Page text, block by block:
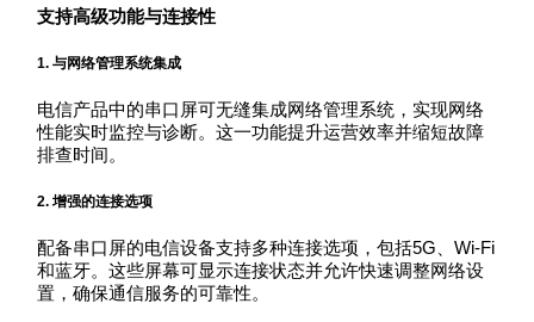
支持高级功能与连接性
1.与网络管理系统集成
电信产品中的串口屏可无缝集成网络管理系统，实现网络
性能实时监控与诊断。这一功能提升运营效率并缩短故障
排查时间。
2. 增强的连接选项
配备串口屏的电信设备支持多种连接选项，包括5G、Wi-Fi
和蓝牙。这些屏幕可显示连接状态并允许快速调整网络设
置，确保通信服务的可靠性。